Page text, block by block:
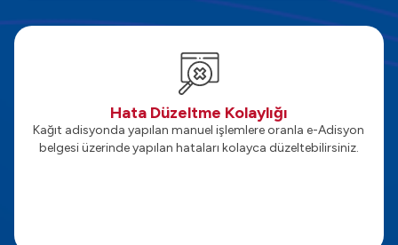
Hata Düzeltme Kolaylığı
Kağıt adisyonda yapılan manuel işlemlere oranla e-Adisyon
belgesi üzerinde yapılan hataları kolayca düzeltebilirsiniz.